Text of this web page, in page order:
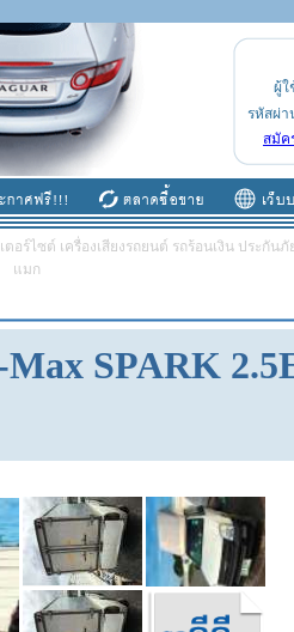
ผู้ใ
รหัสผ่า
สมัค
ร์ไซต์ เครื่องเสียงรถยนต์ รถร้อนเงิน ประกัน
แมก
SPARK